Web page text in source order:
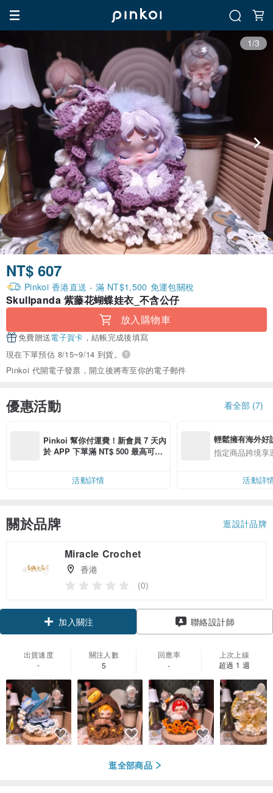
1/3
NT$ 607
Pinkoi 香港直送 - 滿 NT$1,500 免運包關稅
Skullpanda 紫藤花蝴蝶娃衣_不含公仔
放入購物車
免費贈送電子賀卡 ，結帳完成後填寫
現在下單預估 8/15~9/14 到貨。
Pinkoi 代開電子發票，開立後將寄至你的電子郵件
優惠活動 看全部 (7)
Pinkoi 幫你付運費！新會員 7 天內
於 APP 下單滿 NT$ 500 最高可折
活動詳情
輕鬆擁有海外好
指定商品跨境享
活動詳
關於品牌 逛設計品牌
Miracle Crochet
香港
(0)
加入關注 聯絡設計師
出貨速度
-
關注人數
5
回應率
-
上次上線
超過 1 週
逛全部商品